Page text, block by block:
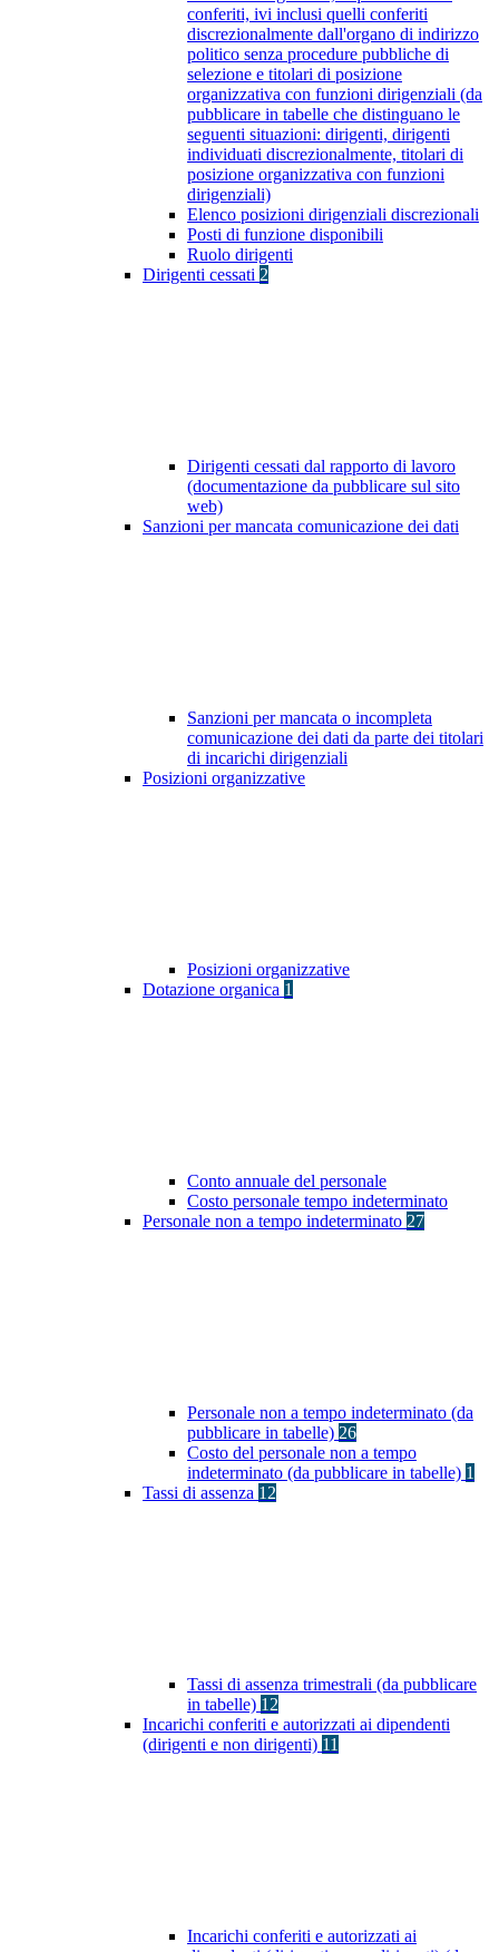
conferiti, ivi inclusi quelli conferiti
discrezionalmente dall'organo di indirizzo
politico senza procedure pubbliche di
selezione e titolari di posizione
organizzativa con funzioni dirigenziali (da
pubblicare in tabelle che distinguano le
seguenti situazioni: dirigenti, dirigenti
individuati discrezionalmente, titolari di
posizione organizzativa con funzioni
dirigenziali)
Elenco posizioni dirigenziali discrezionali
Posti di funzione disponibili
Ruolo dirigenti
Dirigenti cessati 2
Dirigenti cessati dal rapporto di lavoro
(documentazione da pubblicare sul sito
web)
Sanzioni per mancata comunicazione dei dati
Sanzioni per mancata o incompleta
comunicazione dei dati da parte dei titolari
di incarichi dirigenziali
Posizioni organizzative
Posizioni organizzative
Dotazione organica 1
Conto annuale del personale
Costo personale tempo indeterminato
Personale non a tempo indeterminato 27
Personale non a tempo indeterminato (da
pubblicare in tabelle) 26
Costo del personale non a tempo
indeterminato (da pubblicare in tabelle) 1
Tassi di assenza 12
Tassi di assenza trimestrali (da pubblicare
in tabelle) 12
Incarichi conferiti e autorizzati ai dipendenti
(dirigenti e non dirigenti) 11
Incarichi conferiti e autorizzati ai